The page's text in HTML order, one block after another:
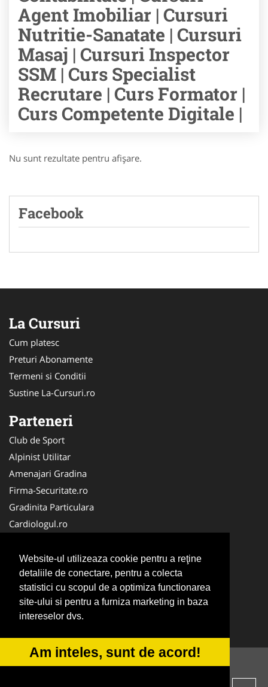
Website-ul utilizeaza cookie pentru a reţine
detaliile de conectare, pentru a colecta
statistici cu scopul de a optimiza functionarea
site-ului si pentru a furniza marketing in baza
intereselor dvs.
Am inteles, sunt de acord!
Agent Imobiliar | Cursuri
Nutritie-Sanatate | Cursuri
Masaj | Cursuri Inspector
SSM | Curs Specialist
Recrutare | Curs Formator |
Curs Competente Digitale |
Nu sunt rezultate pentru afişare.
Facebook
La Cursuri
Cum platesc
Preturi Abonamente
Termeni si Conditii
Sustine La-Cursuri.ro
Parteneri
Club de Sport
Alpinist Utilitar
Amenajari Gradina
Firma-Securitate.ro
Gradinita Particulara
Cardiologul.ro
Service-Reparatii.com
Ambalaje Romania
Cabinet-Individual.ro
CentruInchirieri.ro